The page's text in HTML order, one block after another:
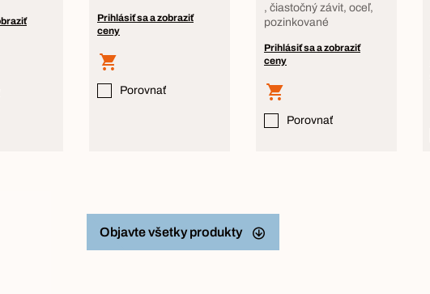
Prihlásiť sa a zobraziť
ceny
Porovnať
, čiastočný závit, oceľ,
pozinkované
Prihlásiť sa a zobraziť
ceny
Porovnať
Objavte všetky produkty